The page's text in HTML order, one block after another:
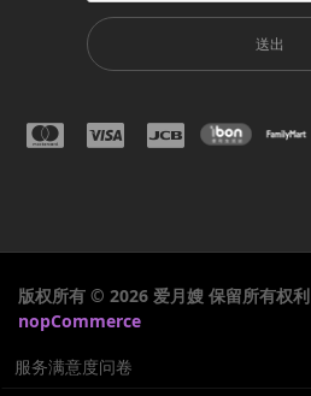
送出
版权所有 © 2026 爱月嫂 保留所有权利
nopCommerce
服务满意度问卷